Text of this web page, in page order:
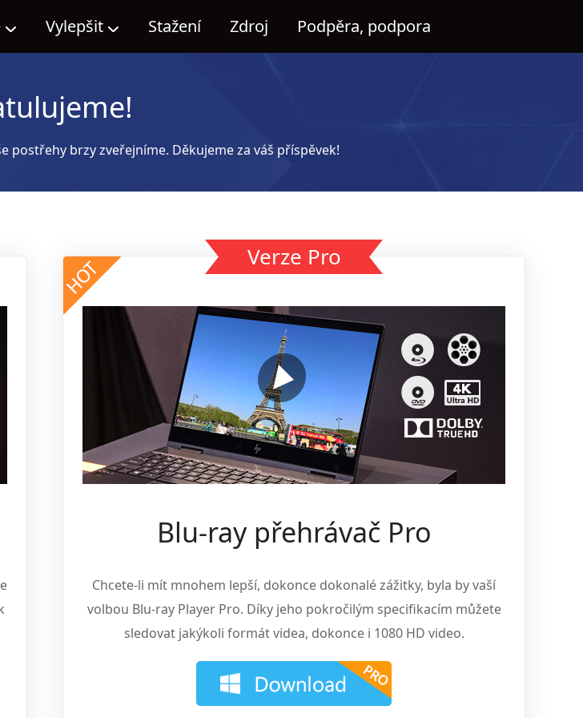
Vylepšit Stažení Zdroj Podpěra, podpora
postřehy brzy zveřejníme. Děkujeme za váš příspěvek!
Verze Pro
Blu-ray přehrávač Pro
Chcete-li mít mnohem lepší, dokonce dokonalé zážitky, byla by vaší
volbou Blu-ray Player Pro. Díky jeho pokročilým specifikacím můžete
sledovat jakýkoli formát videa, dokonce i 1080 HD video.